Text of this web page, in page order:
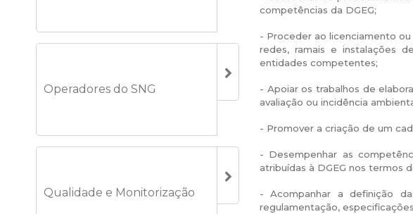
Operadores do SNG
Qualidade e Monitorização
competências da DGEG;
- Proceder ao licenciamento
redes, ramais e instalações
entidades competentes;
- Apoiar os trabalhos de
avaliação ou incidência
- Promover a criação de um
- Desempenhar as
atribuídas à DGEG nos termos
- Acompanhar a definição
regulamentação,